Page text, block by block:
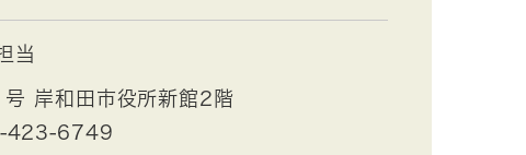
当
岸和田市役所新館2階
423-6749